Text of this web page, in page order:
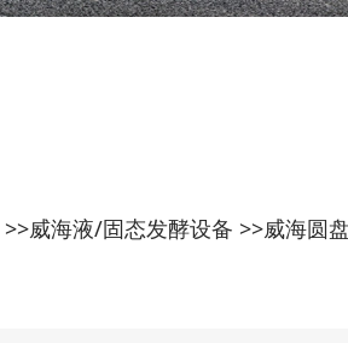
>>威海液/固态发酵设备 >>威海圆